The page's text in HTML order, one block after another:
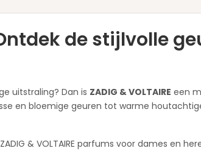
de stijlvolle
uitstraling? Dan is ZADIG & VOLTAIRE een
en bloemige geuren tot warme
& VOLTAIRE parfums voor dames en